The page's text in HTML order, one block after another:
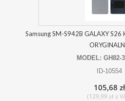
Samsung SM-S942B GALAXY S26
MODEL: GH82-
ID-10554
105,68 zł
(129,99 zł z